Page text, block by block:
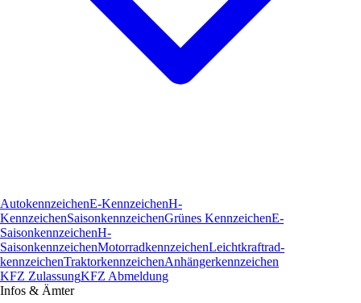
AutokennzeichenE-KennzeichenH-
KennzeichenSaisonkennzeichenGrünes KennzeichenE-
SaisonkennzeichenH-
SaisonkennzeichenMotorradkennzeichenLeichtkraftrad­
kennzeichenTraktorkennzeichenAnhängerkennzeichen
KFZ ZulassungKFZ Abmeldung
Infos & Ämter